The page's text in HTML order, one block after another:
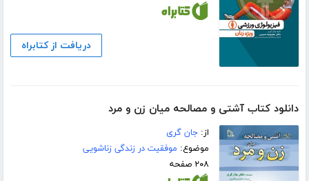
دریافت از کتابراه
دانلود کتاب آشتی و مصالحه میان زن و مرد
از:جان گری
موضوع: موفقیت در زندگی زناشویی
۲۰۸ صفحه